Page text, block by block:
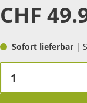
CHF
Sofort lieferbar |